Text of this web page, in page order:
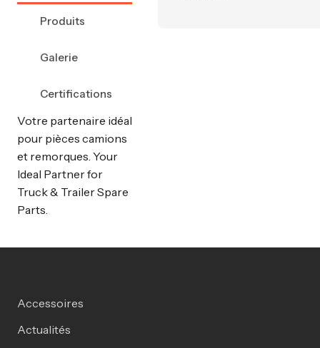
Produits
Galerie
Certifications
Votre partenaire idéal
pour pièces camions
et remorques. Your
Ideal Partner for
Truck & Trailer Spare
Parts.
Accessoires
Actualités